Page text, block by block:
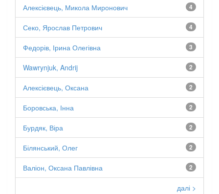
4
Алексієвець, Микола Миронович
4
Секо, Ярослав Петрович
3
Федорів, Ірина Олегівна
2
Wawrynjuk, Andrij
2
Алексієвець, Оксана
2
Боровська, Інна
2
Бурдяк, Віра
2
Білянський, Олег
2
Валіон, Оксана Павлівна
далі >